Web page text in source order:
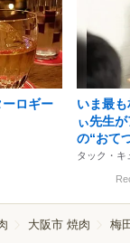
ロギー
いま最
ぃ先生
の“おて
タック・キ
大阪市 焼肉 梅